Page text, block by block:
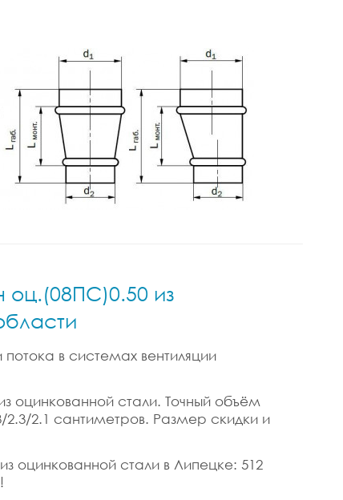
оц.(08ПС)0.50 из
в системах вентиляции
оцинкованной стали. Точный объём
2.3/2.1 сантиметров. Размер скидки и
оцинкованной стали в Липецке: 512